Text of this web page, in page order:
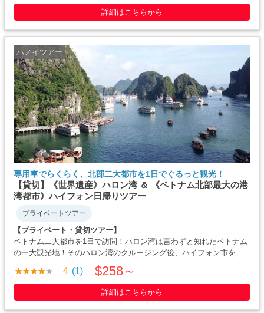
詳細はこちらから
ハノイツアー
専用車でらくらく、北部二大都市を1日でぐるっと観光！
【貸切】《世界遺産》ハロン湾 ＆ 《ベトナム北部最大の港
湾都市》ハイフォン日帰りツアー
プライベートツアー
【プライベート・貸切ツアー】
ベトナム二大都市を1日で訪問！ハロン湾は言わずと知れたベトナム
の一大観光地！そのハロン湾のクルージング後、ハイフォン市をご
案内。ハイフォンは海の玄関と呼ばれる貿易都市。美しい花と整備
された交通、そして未だ現存されているフランス建築などをご観
光・・・・・
4 (1) $258～
詳細はこちらから